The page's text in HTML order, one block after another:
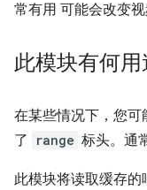
常有用 可能会改变
此模块有何用
在某些情况下，您
了
range 标头。通
此模块将读取缓存的